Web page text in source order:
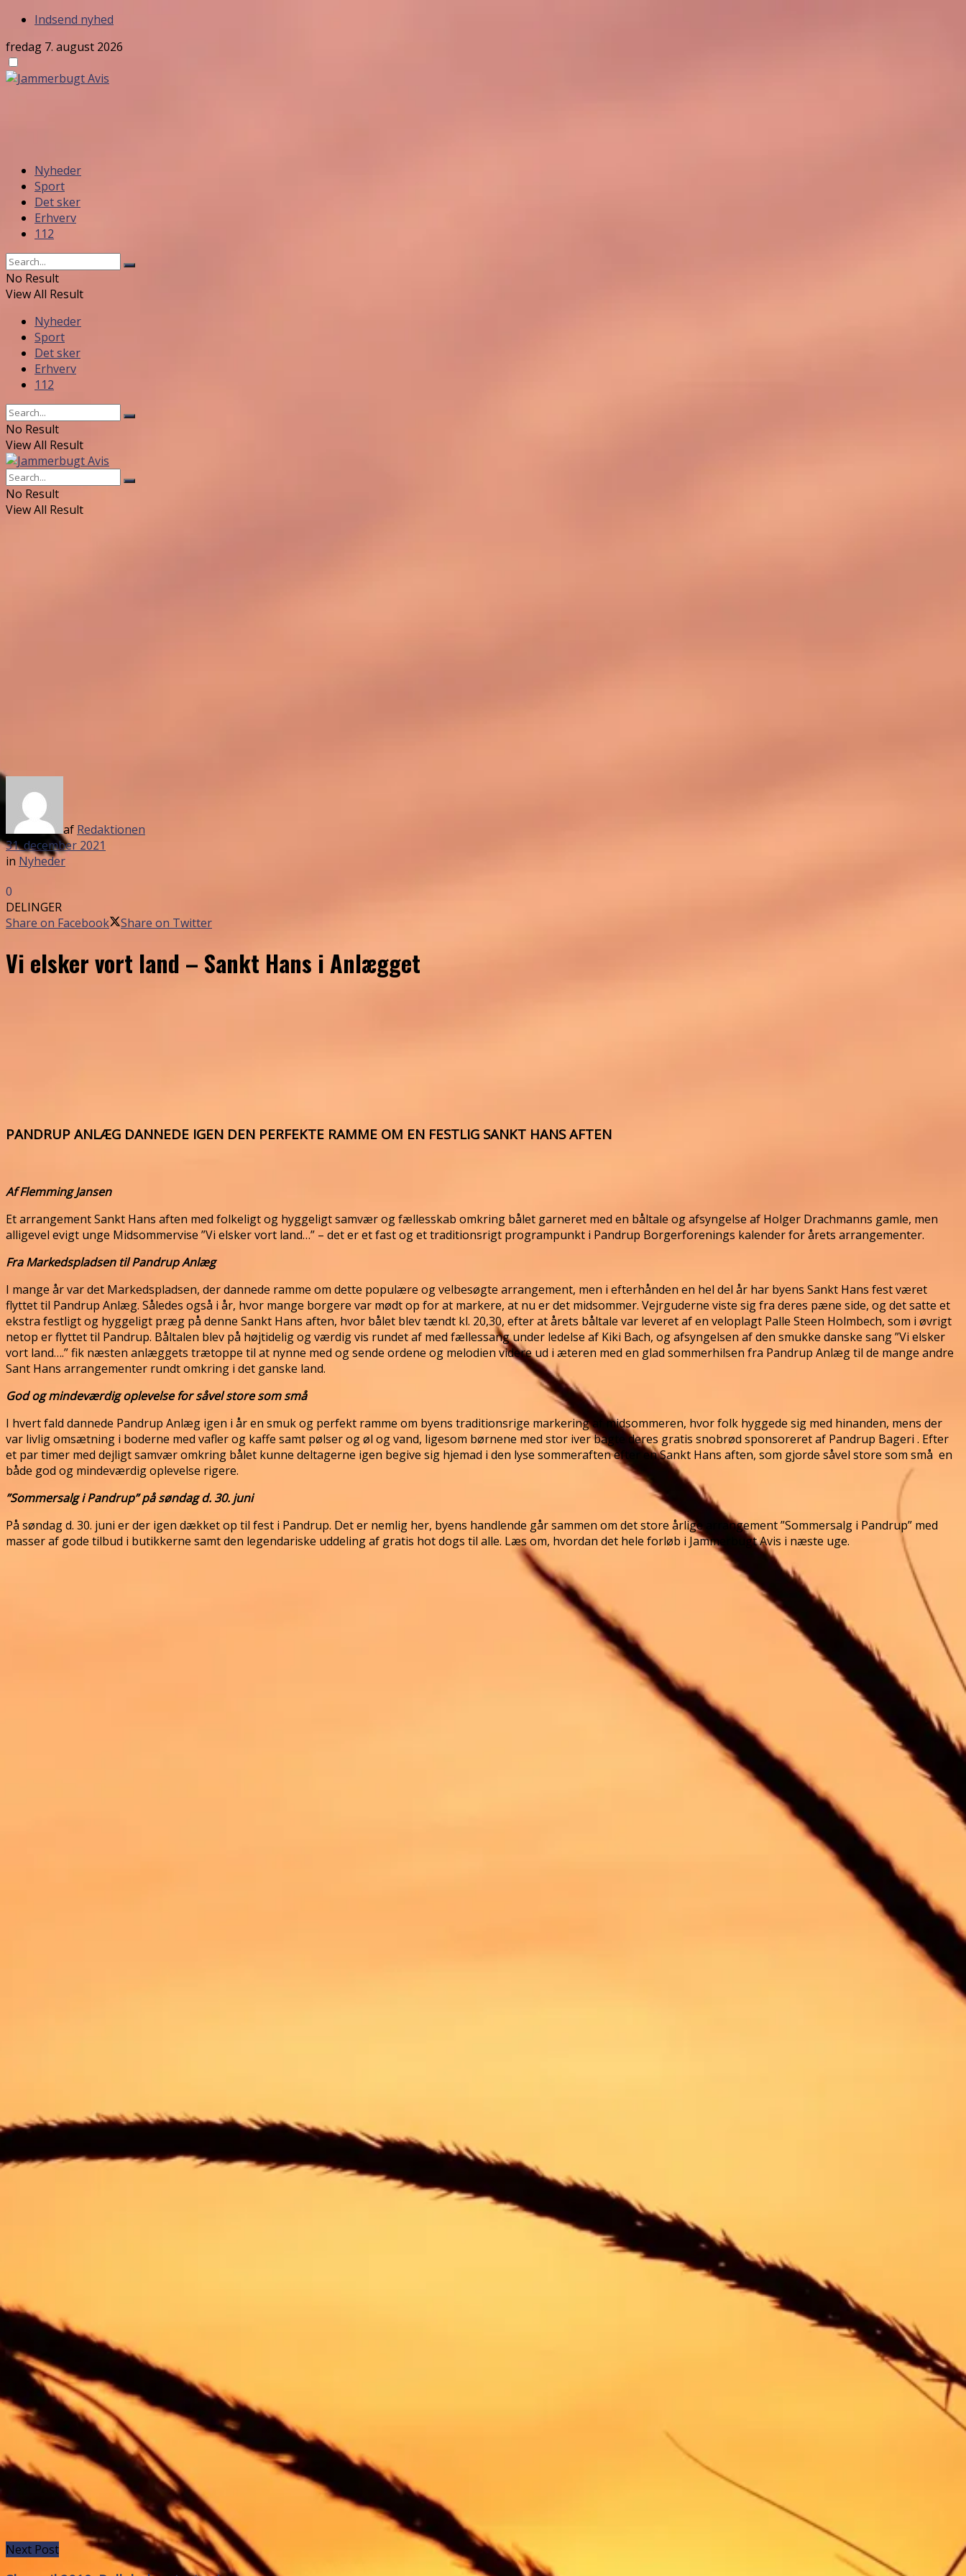
Indsend nyhed
fredag 7. august 2026
Nyheder
Sport
Det sker
Erhverv
112
No Result
View All Result
Nyheder
Sport
Det sker
Erhverv
112
No Result
View All Result
No Result
View All Result
af Redaktionen
31. december 2021
in Nyheder
0
DELINGER
Share on Facebook
Share on Twitter
Vi elsker vort land – Sankt Hans i Anlægget
PANDRUP ANLÆG DANNEDE IGEN DEN PERFEKTE RAMME OM EN FESTLIG SANKT HANS AFTEN
Af Flemming Jansen
Et arrangement Sankt Hans aften med folkeligt og hyggeligt samvær og fællesskab omkring bålet garneret med en båltale og afsyngelse af Holger Drachmanns gamle, men
alligevel evigt unge Midsommervise ”Vi elsker vort land…” – det er et fast og et traditionsrigt programpunkt i Pandrup Borgerforenings kalender for årets arrangementer.
Fra Markedspladsen til Pandrup Anlæg
I mange år var det Markedspladsen, der dannede ramme om dette populære og velbesøgte arrangement, men i efterhånden en hel del år har byens Sankt Hans fest været
flyttet til Pandrup Anlæg. Således også i år, hvor mange borgere var mødt op for at markere, at nu er det midsommer. Vejrguderne viste sig fra deres pæne side, og det satte et
ekstra festligt og hyggeligt præg på denne Sankt Hans aften, hvor bålet blev tændt kl. 20,30, efter at årets båltale var leveret af en veloplagt Palle Steen Holmbech, som i øvrigt
netop er flyttet til Pandrup. Båltalen blev på højtidelig og værdig vis rundet af med fællessang under ledelse af Kiki Bach, og afsyngelsen af den smukke danske sang ”Vi elsker
vort land….” fik næsten anlæggets trætoppe til at nynne med og sende ordene og melodien videre ud i æteren med en glad sommerhilsen fra Pandrup Anlæg til de mange andre
Sant Hans arrangementer rundt omkring i det ganske land.
God og mindeværdig oplevelse for såvel store som små
I hvert fald dannede Pandrup Anlæg igen i år en smuk og perfekt ramme om byens traditionsrige markering af midsommeren, hvor folk hyggede sig med hinanden, mens der
var livlig omsætning i boderne med vafler og kaffe samt pølser og øl og vand, ligesom børnene med stor iver bagte deres gratis snobrød sponsoreret af Pandrup Bageri . Efter
et par timer med dejligt samvær omkring bålet kunne deltagerne igen begive sig hjemad i den lyse sommeraften efter en Sankt Hans aften, som gjorde såvel store som små en
både god og mindeværdig oplevelse rigere.
”Sommersalg i Pandrup” på søndag d. 30. juni
På søndag d. 30. juni er der igen dækket op til fest i Pandrup. Det er nemlig her, byens handlende går sammen om det store årlige arrangement ”Sommersalg i Pandrup” med
masser af gode tilbud i butikkerne samt den legendariske uddeling af gratis hot dogs til alle. Læs om, hvordan det hele forløb i Jammerbugt Avis i næste uge.
Next Post